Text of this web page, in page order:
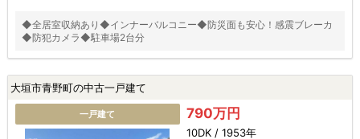
◆全居室収納あり◆インナーバルコニー◆防災面も安心！感震ブレーカ
◆防犯カメラ◆駐車場2台分
大垣市青野町の中古一戸建て
一戸建て 790万円
10DK / 1953年